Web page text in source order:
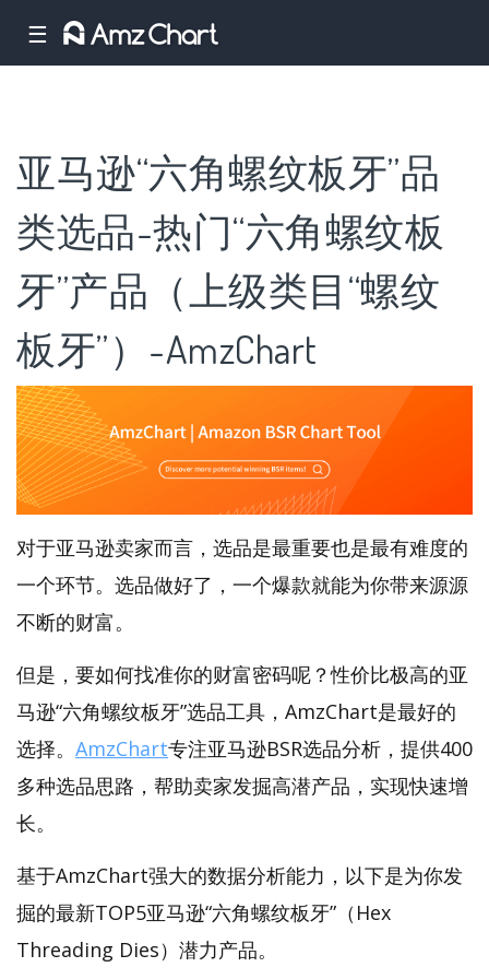
☰
亚马逊“六角螺纹板牙”品
类选品-热门“六角螺纹板
牙”产品（上级类目“螺纹
板牙”）-AmzChart
对于亚马逊卖家而言，选品是最重要也是最有难度的
一个环节。选品做好了，一个爆款就能为你带来源源
不断的财富。
但是，要如何找准你的财富密码呢？性价比极高的亚
马逊“六角螺纹板牙”选品工具，AmzChart是最好的
选择。 AmzChart专注亚马逊BSR选品分析，提供400
多种选品思路，帮助卖家发掘高潜产品，实现快速增
长。
基于AmzChart强大的数据分析能力，以下是为你发
掘的最新TOP5亚马逊“六角螺纹板牙”（Hex
Threading Dies）潜力产品。